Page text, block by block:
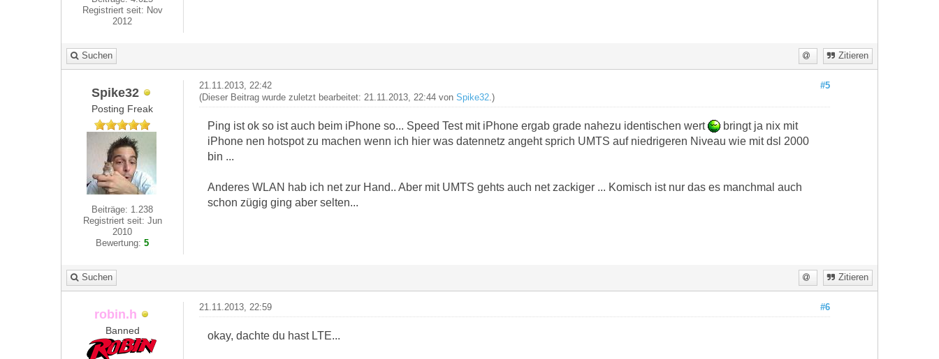
Registriert seit: Nov
2012
Suchen Zitieren
Spike32
Posting Freak
Beiträge: 1.238
Registriert seit: Jun
2010
Bewertung:5
#5
21.11.2013, 22:42
(Dieser Beitrag wurde zuletzt bearbeitet: 21.11.2013, 22:44 von Spike32.)
Ping ist ok so ist auch beim iPhone so... Speed Test mit iPhone ergab grade nahezu identischen wert
bringt ja nix mit
iPhone nen hotspot zu machen wenn ich hier was datennetz angeht sprich UMTS auf niedrigeren Niveau wie mit dsl 2000
bin ...
Anderes WLAN hab ich net zur Hand.. Aber mit UMTS gehts auch net zackiger ... Komisch ist nur das es manchmal auch
schon zügig ging aber selten...
Suchen Zitieren
robin.h
Banned
#6
21.11.2013, 22:59
okay, dachte du hast LTE...